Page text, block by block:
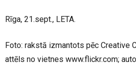
Rīga, 21.sept., LETA.
Foto: rakstā izmantots pēc Creative
attēls no vietnes www.flickr.com;